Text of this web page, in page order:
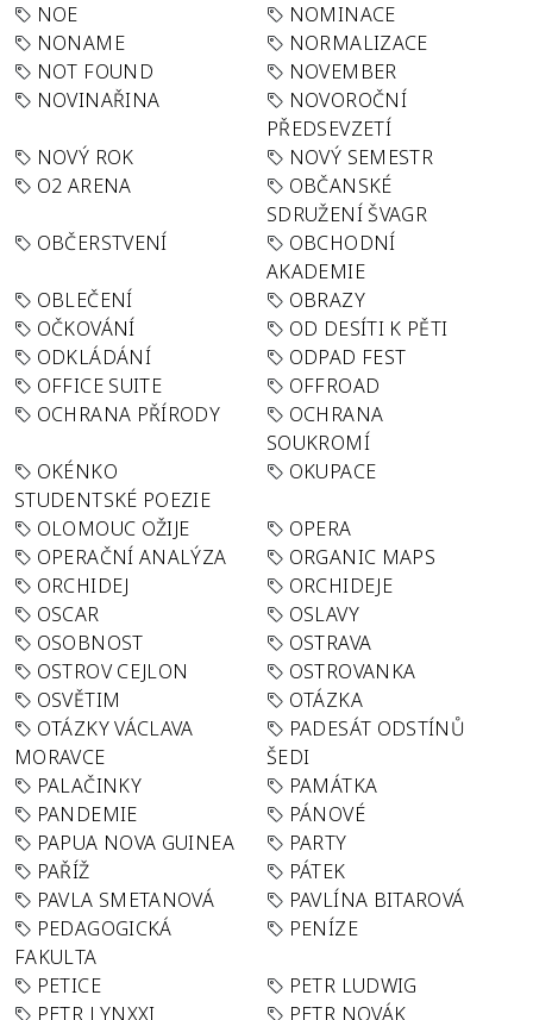
NOE
NOMINACE
NONAME
NORMALIZACE
NOT FOUND
NOVEMBER
NOVINAŘINA
NOVOROČNÍ
PŘEDSEVZETÍ
NOVÝ ROK
NOVÝ SEMESTR
O2 ARENA
OBČANSKÉ
SDRUŽENÍ ŠVAGR
OBČERSTVENÍ
OBCHODNÍ
AKADEMIE
OBLEČENÍ
OBRAZY
OČKOVÁNÍ
OD DESÍTI K PĚTI
ODKLÁDÁNÍ
ODPAD FEST
OFFICE SUITE
OFFROAD
OCHRANA PŘÍRODY
OCHRANA
SOUKROMÍ
OKÉNKO
STUDENTSKÉ POEZIE
OKUPACE
OLOMOUC OŽIJE
OPERA
OPERAČNÍ ANALÝZA
ORGANIC MAPS
ORCHIDEJ
ORCHIDEJE
OSCAR
OSLAVY
OSOBNOST
OSTRAVA
OSTROV CEJLON
OSTROVANKA
OSVĚTIM
OTÁZKA
OTÁZKY VÁCLAVA
MORAVCE
PADESÁT ODSTÍNŮ
ŠEDI
PALAČINKY
PAMÁTKA
PANDEMIE
PÁNOVÉ
PAPUA NOVA GUINEA
PARTY
PAŘÍŽ
PÁTEK
PAVLA SMETANOVÁ
PAVLÍNA BITAROVÁ
PEDAGOGICKÁ
FAKULTA
PENÍZE
PETICE
PETR LUDWIG
PETR LYNXXI
PETR NOVÁK